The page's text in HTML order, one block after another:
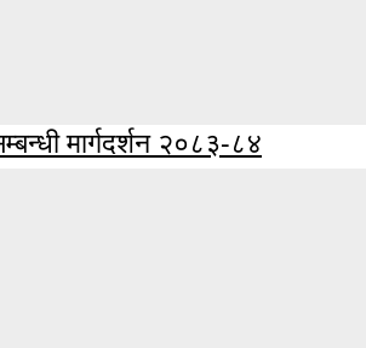
मार्गदर्शन २०८३-८४